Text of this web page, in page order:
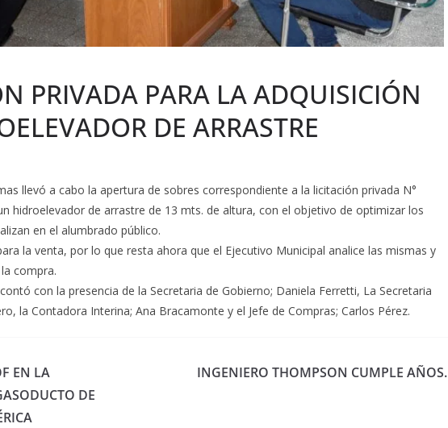
PRIVADA PARA LA ADQUISICIÓN
DE ARRASTRE
llevó a cabo la apertura de sobres correspondiente a la licitación privada N°
hidroelevador de arrastre de 13 mts. de altura, con el objetivo de optimizar los
en el alumbrado público.
la venta, por lo que resta ahora que el Ejecutivo Municipal analice las mismas y
compra.
con la presencia de la Secretaria de Gobierno; Daniela Ferretti, La Secretaria
la Contadora Interina; Ana Bracamonte y el Jefe de Compras; Carlos Pérez.
EN LA
DE
INGENIERO THOMPSON CUMPLE AÑOS.